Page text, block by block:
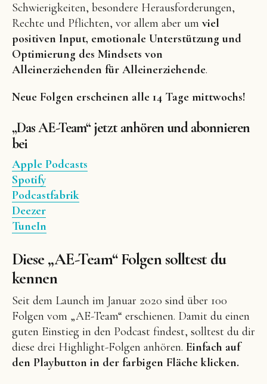
Schwierigkeiten, besondere Herausforderungen,
Rechte und Pflichten, vor allem aber um viel
positiven Input, emotionale Unterstützung und
Optimierung des Mindsets von
Alleinerziehenden für Alleinerziehende.
Neue Folgen erscheinen alle 14 Tage mittwochs!
„Das AE-Team“ jetzt anhören und abonnieren
bei
Apple Podcasts
Spotify
Podcastfabrik
Deezer
TuneIn
Diese „AE-Team“ Folgen solltest du
kennen
Seit dem Launch im Januar 2020 sind über 100
Folgen vom „AE-Team“ erschienen. Damit du einen
guten Einstieg in den Podcast findest, solltest du dir
diese drei Highlight-Folgen anhören. Einfach auf
den Playbutton in der farbigen Fläche klicken.